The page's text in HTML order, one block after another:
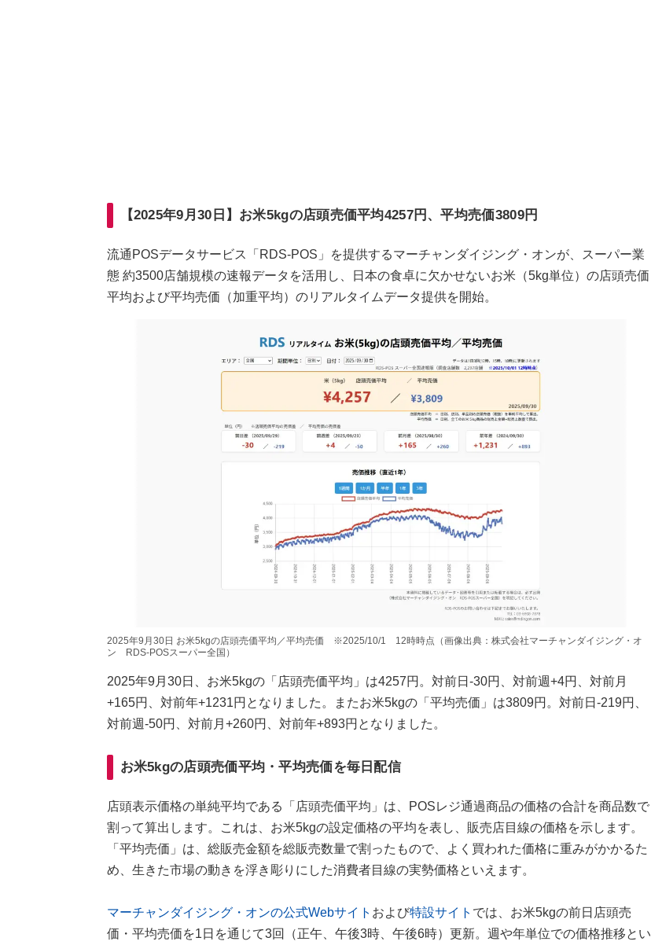
【2025年9月30日】お米5kgの店頭売価平均4257円、平均売価3809円
流通POSデータサービス「RDS-POS」を提供するマーチャンダイジング・オンが、スーパー業
態 約3500店舗規模の速報データを活用し、日本の食卓に欠かせないお米（5kg単位）の店頭売価
平均および平均売価（加重平均）のリアルタイムデータ提供を開始。
2025年9月30日 お米5kgの店頭売価平均／平均売価 ※2025/10/1 12時時点（画像出典：株式会社マーチャンダイジング・オ
ン RDS-POSスーパー全国）
2025年9月30日、お米5kgの「店頭売価平均」は4257円。対前日-30円、対前週+4円、対前月
+165円、対前年+1231円となりました。またお米5kgの「平均売価」は3809円。対前日-219円、
対前週-50円、対前月+260円、対前年+893円となりました。
お米5kgの店頭売価平均・平均売価を毎日配信
店頭表示価格の単純平均である「店頭売価平均」は、POSレジ通過商品の価格の合計を商品数で
割って算出します。これは、お米5kgの設定価格の平均を表し、販売店目線の価格を示します。
「平均売価」は、総販売金額を総販売数量で割ったもので、よく買われた価格に重みがかかるた
め、生きた市場の動きを浮き彫りにした消費者目線の実勢価格といえます。
マーチャンダイジング・オンの公式Webサイト および特設サイト では、お米5kgの前日店頭売
価・平均売価を1日を通じて3回（正午、午後3時、午後6時）更新。週や年単位での価格推移とい